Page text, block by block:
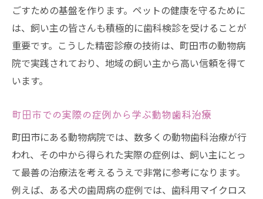
新しい技術がもたらすペットケアの未来
ペットの健康を支える動物病院の最新設備
技術革新がもたらす診療の効率化
動物病院での技術導入例とその効果
歯科用マイクロスコープが叶えるペットの快適
な生活
痛みを軽減するための最適な技術とは
歯科治療がもたらすペットの生活の質向上
快適な生活を支える歯科治療の選択肢
ごすための基盤を作ります。ペットの健康を守るために
は、飼い主の皆さんも積極的に歯科検診を受けることが
重要です。こうした精密診療の技術は、町田市の動物病
院で実践されており、地域の飼い主から高い信頼を得て
います。
町田市での実際の症例から学ぶ動物歯科治療
町田市にある動物病院では、数多くの動物歯科治療が行
われ、その中から得られた実際の症例は、飼い主にとっ
て最善の治療法を考えるうえで非常に参考になります。
例えば、ある犬の歯周病の症例では、歯科用マイクロス